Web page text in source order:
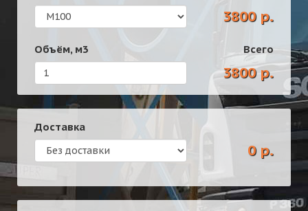
3800 р.
Объём, м3 Всего
3800 р.
Доставка
0 р.